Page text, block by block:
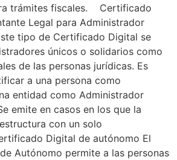
trámites fiscales. Certificado
Legal para Administrador
tipo de Certificado Digital se
únicos o solidarios como
de las personas jurídicas. Es
a una persona como
entidad como Administrador
emite en casos en los que la
con un solo
Digital de autónomo El
Autónomo permite a las personas